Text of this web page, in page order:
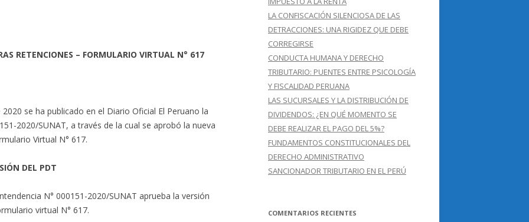
RETENCIONES – FORMULARIO VIRTUAL N° 617
se ha publicado en el Diario Oficial El Peruano la
2020/SUNAT, a través de la cual se aprobó la nueva
Virtual N° 617.
DEL PDT
N° 000151-2020/SUNAT aprueba la versión
virtual N° 617.
LA CONFISCACIÓN SILENCIOSA DE LAS
DETRACCIONES: UNA RIGIDEZ QUE DEBE
CORREGIRSE
CONDUCTA HUMANA Y DERECHO
TRIBUTARIO: PUENTES ENTRE PSICOLOGÍA
Y FISCALIDAD PERUANA
LAS SUCURSALES Y LA DISTRIBUCIÓN DE
DIVIDENDOS: ¿EN QUÉ MOMENTO SE
DEBE REALIZAR EL PAGO DEL 5%?
FUNDAMENTOS CONSTITUCIONALES DEL
DERECHO ADMINISTRATIVO
SANCIONADOR TRIBUTARIO EN EL PERÚ
COMENTARIOS RECIENTES